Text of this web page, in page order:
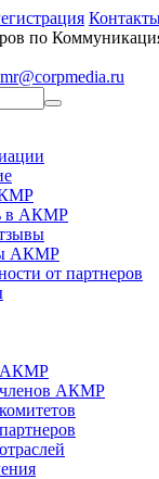
по К
в АКМР
АКМР
от партнеров
АКМР
АКМР